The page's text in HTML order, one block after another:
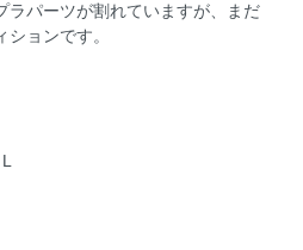
ラパーツが割れていますが、まだ
ョンです。